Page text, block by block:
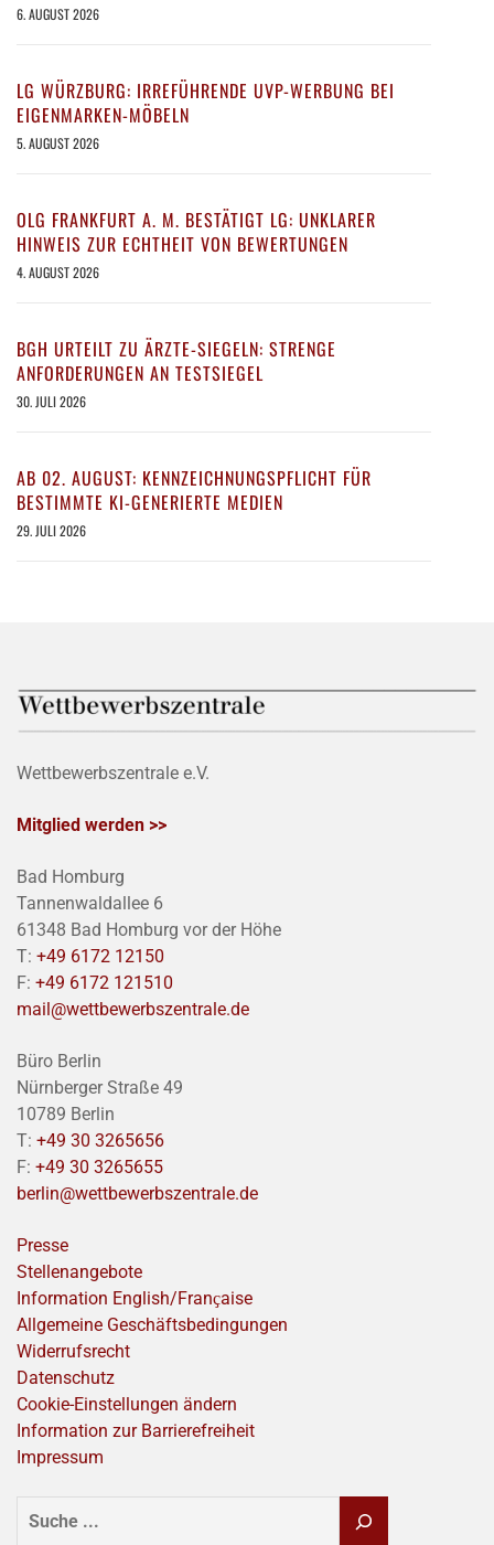
6. AUGUST 2026
LG WÜRZBURG: IRREFÜHRENDE UVP-WERBUNG BEI
EIGENMARKEN-MÖBELN
5. AUGUST 2026
OLG FRANKFURT A. M. BESTÄTIGT LG: UNKLARER
HINWEIS ZUR ECHTHEIT VON BEWERTUNGEN
4. AUGUST 2026
BGH URTEILT ZU ÄRZTE-SIEGELN: STRENGE
ANFORDERUNGEN AN TESTSIEGEL
30. JULI 2026
AB 02. AUGUST: KENNZEICHNUNGSPFLICHT FÜR
BESTIMMTE KI-GENERIERTE MEDIEN
29. JULI 2026
Wettbewerbszentrale e.V.
Mitglied werden >>
Bad Homburg
Tannenwaldallee 6
61348 Bad Homburg vor der Höhe
T: +49 6172 12150
F: +49 6172 121510
mail@wettbewerbszentrale.de
Büro Berlin
Nürnberger Straße 49
10789 Berlin
T: +49 30 3265656
F: +49 30 3265655
berlin@wettbewerbszentrale.de
Presse
Stellenangebote
Information English/Franҫaise
Allgemeine Geschäftsbedingungen
Widerrufsrecht
Datenschutz
Cookie-Einstellungen ändern
Information zur Barrierefreiheit
Impressum
SUCHEN